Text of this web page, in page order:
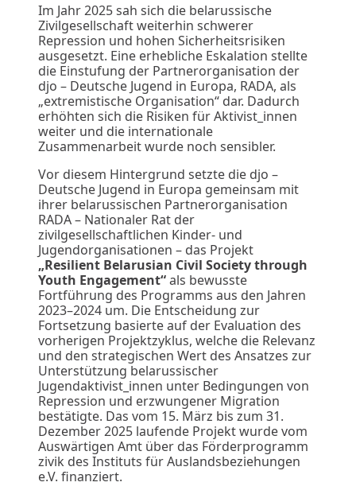
Im Jahr 2025 sah sich die belarussische
Zivilgesellschaft weiterhin schwerer
Repression und hohen Sicherheitsrisiken
ausgesetzt. Eine erhebliche Eskalation stellte
die Einstufung der Partnerorganisation der
djo – Deutsche Jugend in Europa, RADA, als
„extremistische Organisation“ dar. Dadurch
erhöhten sich die Risiken für Aktivist_innen
weiter und die internationale
Zusammenarbeit wurde noch sensibler.
Vor diesem Hintergrund setzte die djo –
Deutsche Jugend in Europa gemeinsam mit
ihrer belarussischen Partnerorganisation
RADA – Nationaler Rat der
zivilgesellschaftlichen Kinder- und
Jugendorganisationen – das Projekt
„Resilient Belarusian Civil Society through
Youth Engagement“als bewusste
Fortführung des Programms aus den Jahren
2023–2024 um. Die Entscheidung zur
Fortsetzung basierte auf der Evaluation des
vorherigen Projektzyklus, welche die Relevanz
und den strategischen Wert des Ansatzes zur
Unterstützung belarussischer
Jugendaktivist_innen unter Bedingungen von
Repression und erzwungener Migration
bestätigte. Das vom 15. März bis zum 31.
Dezember 2025 laufende Projekt wurde vom
Auswärtigen Amt über das Förderprogramm
zivik des Instituts für Auslandsbeziehungen
e.V. finanziert.